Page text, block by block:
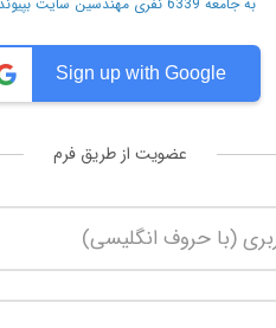
به جامعه 6339 نفری مهندسین سایت بپیوندید
Sign up with Google
عضویت از طریق فرم